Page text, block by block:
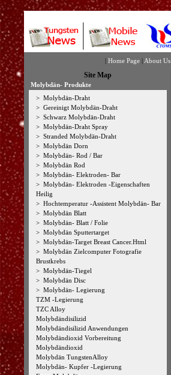
| Home Page | About Us
Site Map
Molybdän- Produkte
> Molybdän-Draht
> Gereinigt Molybdän-Draht
> Schwarz Molybdän-Draht
> Molybdän-Draht Spray
> Stranded Molybdän-Draht
> Molybdän Dorn
> Molybdän- Rod / Bar
> Molybdän Rod
> Molybdän- Elektroden- Bar
> Molybdän- Elektroden -Eigenschaften
Heilig
> Hochtemperatur -Assistent Molybdän- Bar
> Molybdän Blatt
> Molybdän- Blatt / Folie
> Molybdän Sputtertarget
> Molybdän-Target Breast Cancer.Html
> Molybdän Zielcomputer Fotografie
Brustkrebs
> Molybdän-Tiegel
> Molybdän Disc
> Molybdän- Legierung
TZM -Legierung
TZC Alloy
Molybdändisilizid
Molybdändisilizid Anwendungen
Molybdändioxid Vorbereitung
Molybdändioxid
Molybdän TungstenAlloy
Molybdän- Kupfer -Legierung